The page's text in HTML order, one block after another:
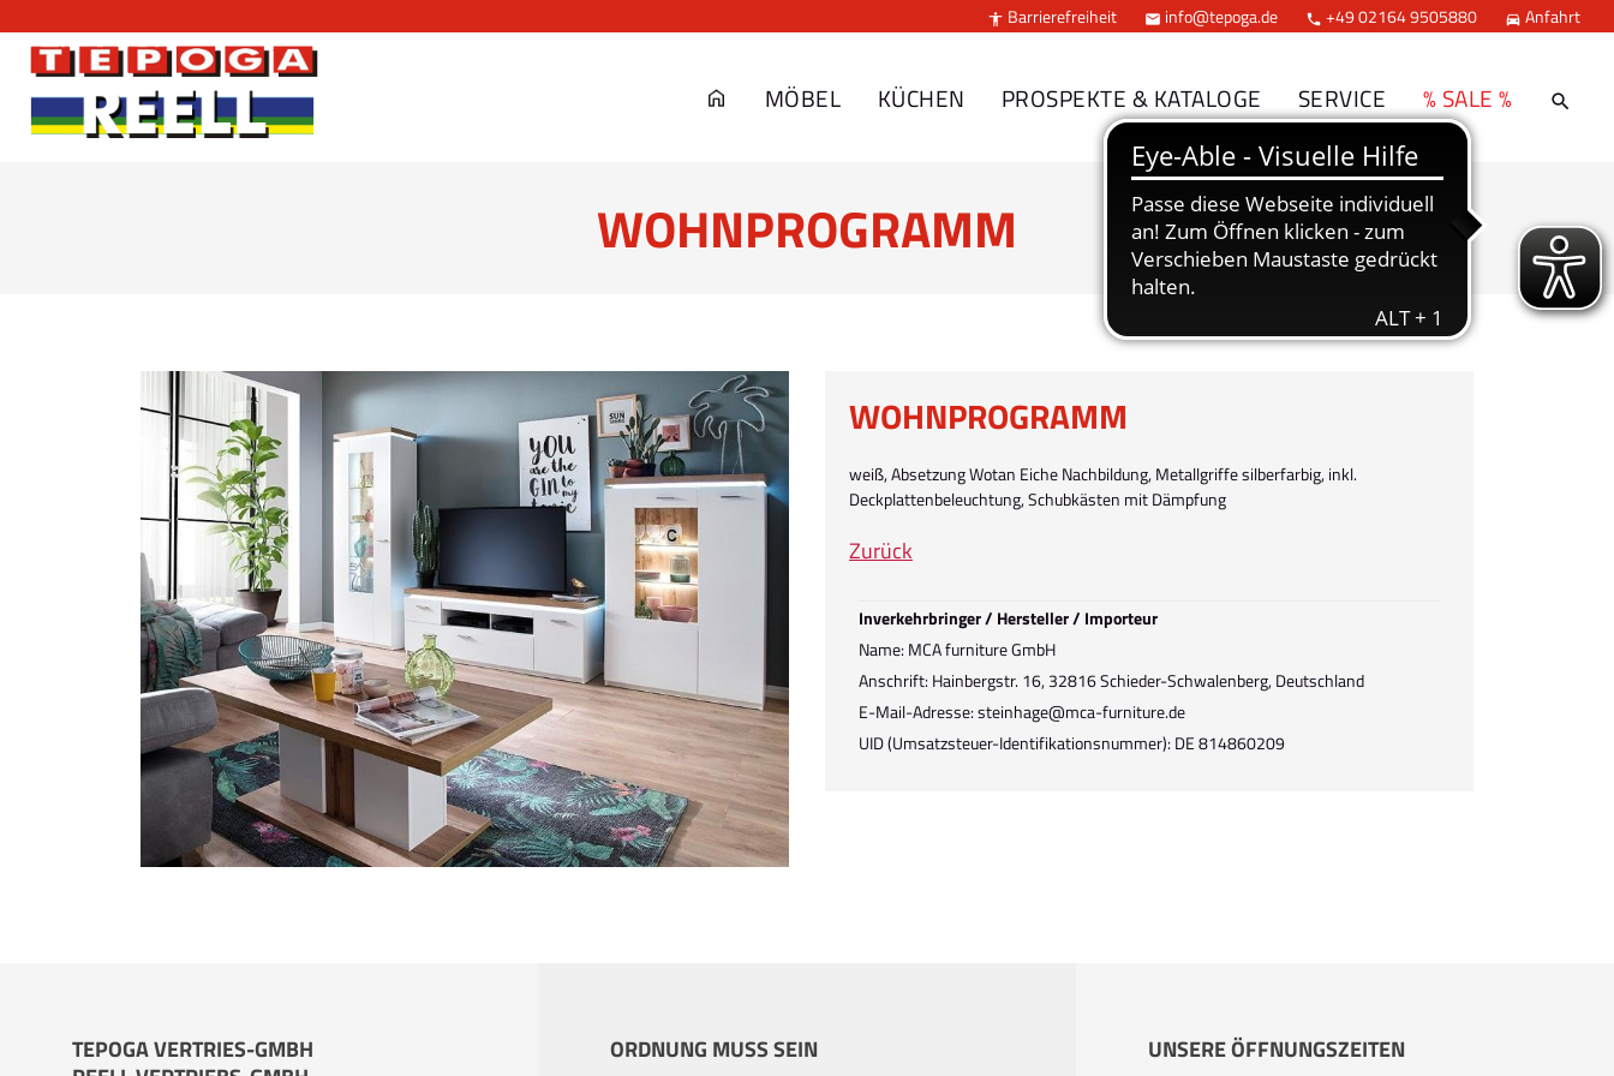
 Barrierefreiheit  info@tepoga.de  +49 02164 9505880  Anfahrt
MÖBEL KÜCHEN PROSPEKTE & KATALOGE SERVICE % SALE %
WOHNPROGRAMM
WOHNPROGRAMM
weiß, Absetzung Wotan Eiche Nachbildung, Metallgriffe silberfarbig, inkl.
Deckplattenbeleuchtung, Schubkästen mit Dämpfung
Zurück
Inverkehrbringer / Hersteller / Importeur
Name: MCA furniture GmbH
Anschrift: Hainbergstr. 16, 32816 Schieder-Schwalenberg, Deutschland
E-Mail-Adresse: steinhage@mca-furniture.de
UID (Umsatzsteuer-Identifikationsnummer): DE 814860209
TEPOGA VERTRIES-GMBH
ORDNUNG MUSS SEIN UNSERE ÖFFNUNGSZEITEN